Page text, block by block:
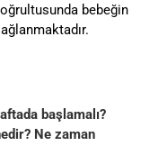
bebeğin
başlamalı?
Ne zaman